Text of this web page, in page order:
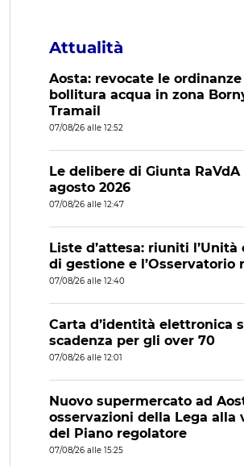
Attualità
Aosta: revocate le
bollitura acqua in zona
Tramail
07/08/26 alle 12:52
Le delibere di Giunta RaVdA
agosto 2026
07/08/26 alle 12:47
Liste d’attesa: riuniti l’Unità
di gestione e l’Osservatorio
07/08/26 alle 12:40
Carta d’identità elettronica
scadenza per gli over 70
07/08/26 alle 12:01
Nuovo supermercato ad
osservazioni della Lega alla
del Piano regolatore
07/08/26 alle 15:25